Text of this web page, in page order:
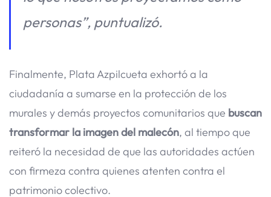
personas”, puntualizó.
Finalmente, Plata Azpilcueta exhortó a la
ciudadanía a sumarse en la protección de los
murales y demás proyectos comunitarios que buscan
transformar la imagen del malecón, al tiempo que
reiteró la necesidad de que las autoridades actúen
con firmeza contra quienes atenten contra el
patrimonio colectivo.